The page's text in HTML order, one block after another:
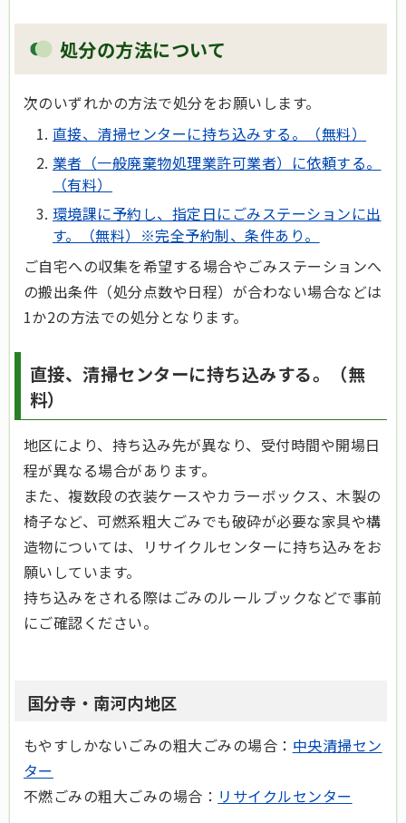
処分の方法について
次のいずれかの方法で処分をお願いします。
直接、清掃センターに持ち込みする。（無料）
業者（一般廃棄物処理業許可業者）に依頼する。
（有料）
環境課に予約し、指定日にごみステーションに出
す。（無料）※完全予約制、条件あり。
ご自宅への収集を希望する場合やごみステーションへ
の搬出条件（処分点数や日程）が合わない場合などは
1か2の方法での処分となります。
直接、清掃センターに持ち込みする。（無
料）
地区により、持ち込み先が異なり、受付時間や開場日
程が異なる場合があります。
また、複数段の衣装ケースやカラーボックス、木製の
椅子など、可燃系粗大ごみでも破砕が必要な家具や構
造物については、リサイクルセンターに持ち込みをお
願いしています。
持ち込みをされる際はごみのルールブックなどで事前
にご確認ください。
国分寺・南河内地区
もやすしかないごみの粗大ごみの場合： 中央清掃セン
ター
不燃ごみの粗大ごみの場合： リサイクルセンター